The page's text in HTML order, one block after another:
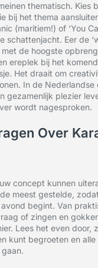
thematisch. Kies
bij het thema
(maritiem!) of ‘You
schattenjacht. Eer de
de hoogste
ereplek bij het
Het draait om
In de Nederlandse
gezamenlijk plezier
wordt nagesproken.
Over
concept kunnen
meest gestelde,
begint. Van
of zingen en
Lees het even door,
kunt begroeten en alle